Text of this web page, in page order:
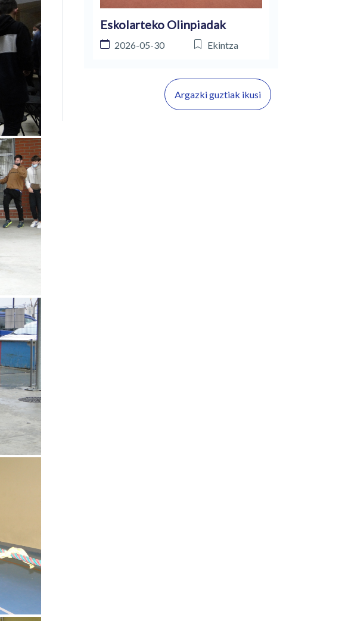
Eskolarteko Olinpiadak
2026-05-30 Ekintza
Argazki guztiak ikusi